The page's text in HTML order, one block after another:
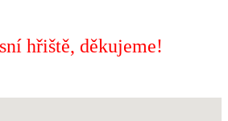
hřiště, děkujeme!